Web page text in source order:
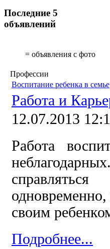
Последние 5
объявлений
= объявления с фото
Профессии
Воспитание ребенка в семье
Работа и
12.07.2013
Работа
своим
Подробнее...